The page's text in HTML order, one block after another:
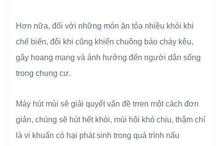
Hơn nữa, đối với những món ăn tỏa nhiều khói khi
chế biến, đôi khi cũng khiến chuông báo cháy kêu,
gây hoang mang và ảnh hưởng đến người dân sống
trong chung cư.
Máy hút mùi sẽ giải quyết vấn đề trren một cách đơn
giản, chúng sẽ hút hết khói, mùi hôi khó chịu, thậm chí
là vi khuẩn có hại phát sinh trong quá trình nấu